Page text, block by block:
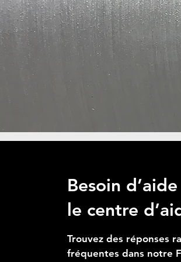
Besoin
le centre
Trouvez des réponses
fréquentes dans notre